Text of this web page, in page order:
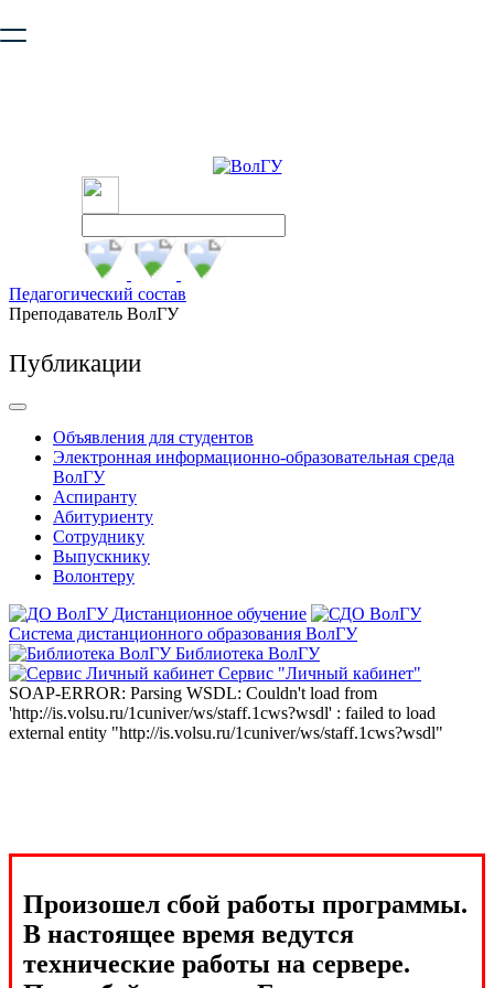
безопасную работу с сайтом. Пожалуйста
Педагогический состав
Преподаватель ВолГУ
Публикации
Объявления для студентов
Электронная информационно-образовательная среда
ВолГУ
Аспиранту
Абитуриенту
Сотруднику
Выпускнику
Волонтеру
Дистанционное обучение
Система дистанционного образования ВолГУ
Библиотека ВолГУ
Сервис "Личный кабинет"
SOAP-ERROR: Parsing WSDL: Couldn't load from
'http://is.volsu.ru/1cuniver/ws/staff.1cws?wsdl' : failed to load
external entity "http://is.volsu.ru/1cuniver/ws/staff.1cws?wsdl"
Произошел сбой работы программы.
В настоящее время ведутся
технические работы на сервере.